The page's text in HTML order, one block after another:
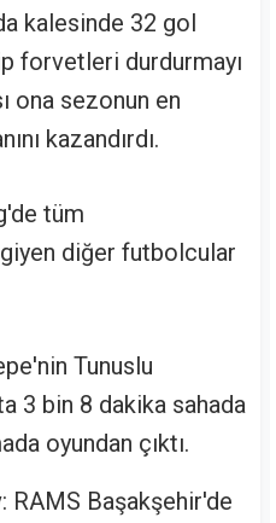
kalesinde 32 gol
forvetleri durdurmayı
ona sezonun en
kazandırdı.
tüm
diğer futbolcular
Tunuslu
3 bin 8 dakika sahada
oyundan çıktı.
: RAMS Başakşehir'de